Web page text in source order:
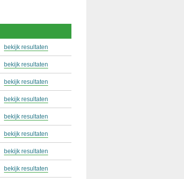
bekijk resultaten
bekijk resultaten
bekijk resultaten
bekijk resultaten
bekijk resultaten
bekijk resultaten
bekijk resultaten
bekijk resultaten